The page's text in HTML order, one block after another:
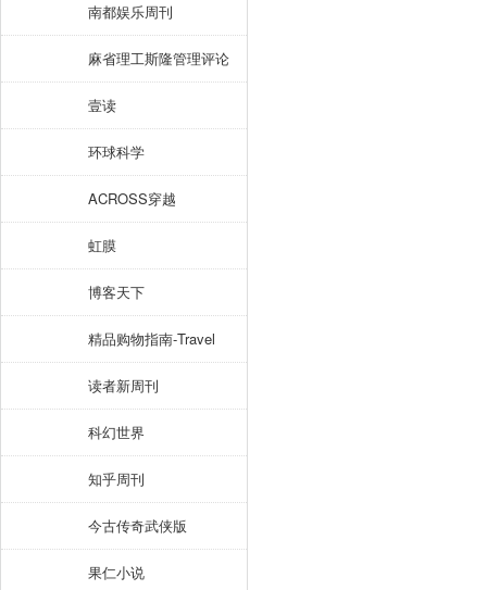
南都娱乐周刊
麻省理工斯隆管理评论
壹读
环球科学
ACROSS穿越
虹膜
博客天下
精品购物指南-Travel
读者新周刊
科幻世界
知乎周刊
今古传奇武侠版
果仁小说